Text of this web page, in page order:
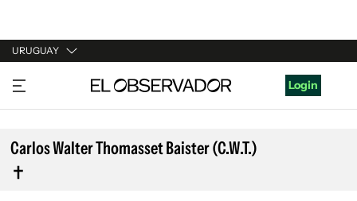
URUGUAY
URUGUAY
ARGENTINA
ESPAÑA
ESTADOS UNIDOS
Login
Carlos Walter Thomasset Baister (C.W.T.)